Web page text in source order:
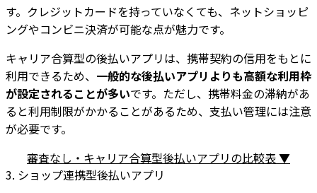
す。クレジットカードを持っていなくても、ネットショッピ
ングやコンビニ決済が可能な点が魅力です。
キャリア合算型の後払いアプリは、携帯契約の信用をもとに
利用できるため、 一般的な後払いアプリよりも高額な利用枠
が設定されることが多いです。ただし、携帯料金の滞納があ
ると利用制限がかかることがあるため、支払い管理には注意
が必要です。
審査なし・キャリア合算型後払いアプリの比較表 ▼
3. ショップ連携型後払いアプリ